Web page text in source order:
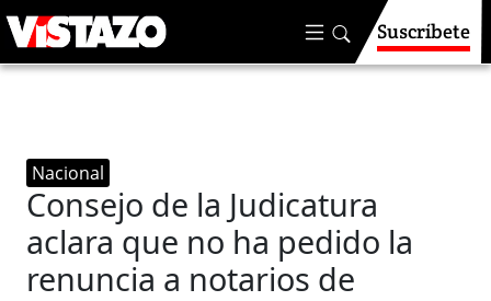
Suscríbete
Nacional
Consejo de la Judicatura
aclara que no ha pedido la
renuncia a notarios de